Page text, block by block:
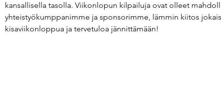
kansallisella tasolla. Viikonlopun kilpailuja ovat olleet
yhteistyökumppanimme ja sponsorimme, lämmin kiitos
kisaviikonloppua ja tervetuloa jännittämään!